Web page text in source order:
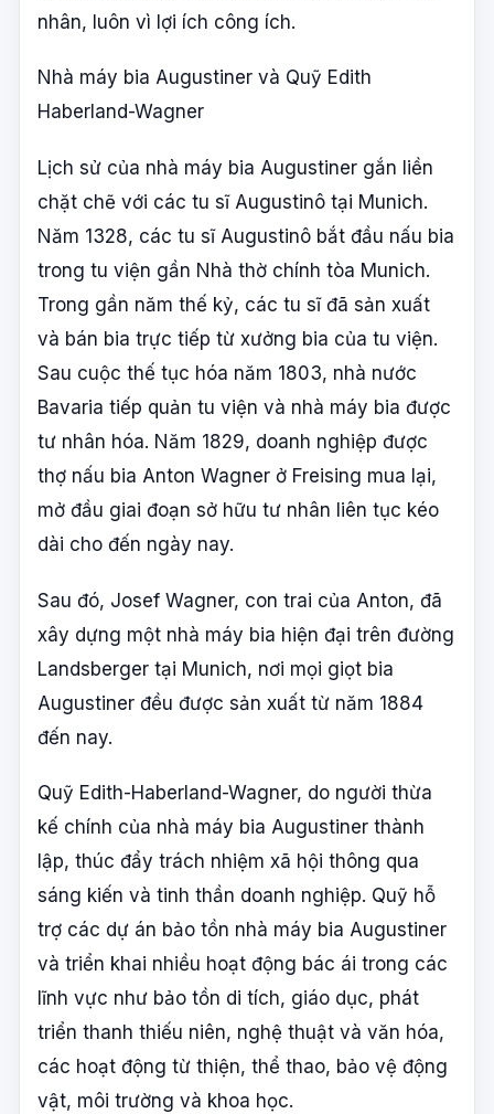
nhân, luôn vì lợi ích công ích.
Nhà máy bia Augustiner và Quỹ Edith
Haberland-Wagner
Lịch sử của nhà máy bia Augustiner gắn liền
chặt chẽ với các tu sĩ Augustinô tại Munich.
Năm 1328, các tu sĩ Augustinô bắt đầu nấu bia
trong tu viện gần Nhà thờ chính tòa Munich.
Trong gần năm thế kỷ, các tu sĩ đã sản xuất
và bán bia trực tiếp từ xưởng bia của tu viện.
Sau cuộc thế tục hóa năm 1803, nhà nước
Bavaria tiếp quản tu viện và nhà máy bia được
tư nhân hóa. Năm 1829, doanh nghiệp được
thợ nấu bia Anton Wagner ở Freising mua lại,
mở đầu giai đoạn sở hữu tư nhân liên tục kéo
dài cho đến ngày nay.
Sau đó, Josef Wagner, con trai của Anton, đã
xây dựng một nhà máy bia hiện đại trên đường
Landsberger tại Munich, nơi mọi giọt bia
Augustiner đều được sản xuất từ năm 1884
đến nay.
Quỹ Edith-Haberland-Wagner, do người thừa
kế chính của nhà máy bia Augustiner thành
lập, thúc đẩy trách nhiệm xã hội thông qua
sáng kiến và tinh thần doanh nghiệp. Quỹ hỗ
trợ các dự án bảo tồn nhà máy bia Augustiner
và triển khai nhiều hoạt động bác ái trong các
lĩnh vực như bảo tồn di tích, giáo dục, phát
triển thanh thiếu niên, nghệ thuật và văn hóa,
các hoạt động từ thiện, thể thao, bảo vệ động
vật, môi trường và khoa học.